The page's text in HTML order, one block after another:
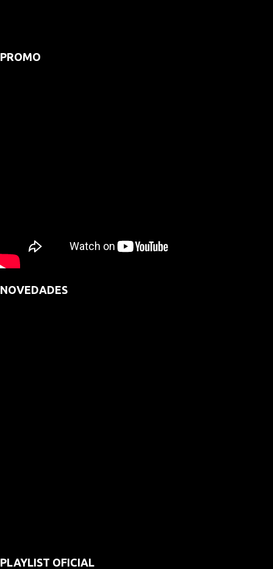
PROMO
NOVEDADES
PLAYLIST OFICIAL